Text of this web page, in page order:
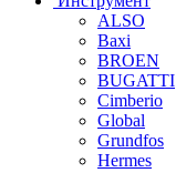
ALSO
Baxi
BROEN
BUGATTI
Cimberio
Global
Grundfos
Hermes